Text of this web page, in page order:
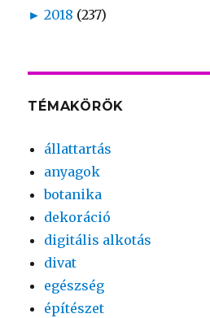
► 2018 (237)
TÉMAKÖRÖK
állattartás
anyagok
botanika
dekoráció
digitális alkotás
divat
egészség
építészet